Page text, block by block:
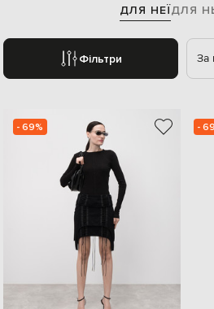
ДЛЯ НЕЇДЛЯ
Фільтри За
- 69% -